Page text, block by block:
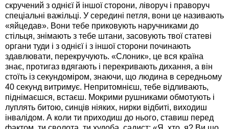
скручений з однієї й іншої сторони, ліворуч і праворуч
спеціальні важільці. У середині петля, вони це називають
«яйцедав». Вони тебе приковують наручниками до
стільця, знімають з тебе штани, засовують твої статеві
органи туди і з однієї і з іншої сторони починають
здавлювати, перекручують. «Слоник», це вся країна
знає, протигаз вдягають і перекривають дихання, а він
стоїть із секундоміром, знаючи, що людина в середньому
40 секунд витримує. Непритомнієш, тебе відливають,
піднімаєшся, встаєш. Мокрими рушниками обмотують і
луплять битою, синців ніяких, нирки відбиті, виходиш
інвалідом. А коли ти приходиш до нього, ставиш перед